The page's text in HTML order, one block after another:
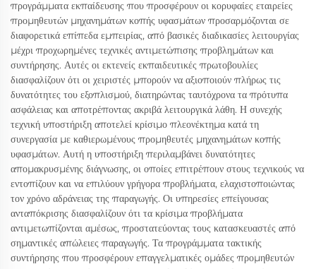
προγράμματα εκπαίδευσης που προσφέρουν οι κορυφαίες εταιρείες
προμηθευτών μηχανημάτων κοπής υφασμάτων προσαρμόζονται σε
διαφορετικά επίπεδα εμπειρίας, από βασικές διαδικασίες λειτουργίας
μέχρι προχωρημένες τεχνικές αντιμετώπισης προβλημάτων και
συντήρησης. Αυτές οι εκτενείς εκπαιδευτικές πρωτοβουλίες
διασφαλίζουν ότι οι χειριστές μπορούν να αξιοποιούν πλήρως τις
δυνατότητες του εξοπλισμού, διατηρώντας ταυτόχρονα τα πρότυπα
ασφάλειας και αποτρέποντας ακριβά λειτουργικά λάθη. Η συνεχής
τεχνική υποστήριξη αποτελεί κρίσιμο πλεονέκτημα κατά τη
συνεργασία με καθιερωμένους προμηθευτές μηχανημάτων κοπής
υφασμάτων. Αυτή η υποστήριξη περιλαμβάνει δυνατότητες
απομακρυσμένης διάγνωσης, οι οποίες επιτρέπουν στους τεχνικούς να
εντοπίζουν και να επιλύουν γρήγορα προβλήματα, ελαχιστοποιώντας
τον χρόνο αδράνειας της παραγωγής. Οι υπηρεσίες επείγουσας
ανταπόκρισης διασφαλίζουν ότι τα κρίσιμα προβλήματα
αντιμετωπίζονται αμέσως, προστατεύοντας τους κατασκευαστές από
σημαντικές απώλειες παραγωγής. Τα προγράμματα τακτικής
συντήρησης που προσφέρουν επαγγελματικές ομάδες προμηθευτών